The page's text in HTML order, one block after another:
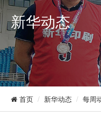
新华动态
首页 新华动态 每周